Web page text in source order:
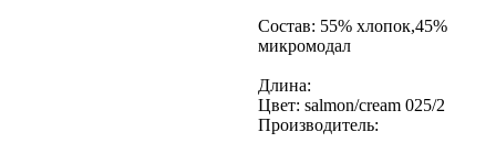
Состав: 55% хлопок,45%
микромодал
Длина:
Цвет: salmon/cream 025/2
Производитель: